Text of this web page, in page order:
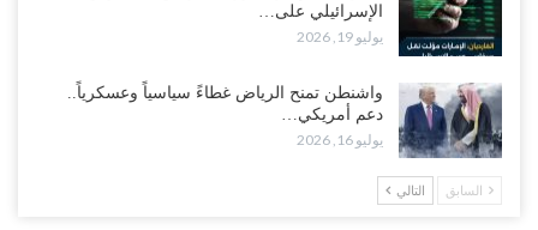
مع تصاعد الخلافات داخل “الرئاسي”.. أعضاء المجلس ينقلبون على
أغسطس 3, 2026
العطش وغياب الغاز يفاقمان مأساة الأهالي بعدن.. مدينة تغرق في دوامة
الانهيار الخدمي..!
الإسرائيلي على…
يوليو 19, 2026
واشنطن تمنح الرياض غطاءً سياسياً وعسكرياً..
دعم أمريكي…
يوليو 16, 2026
السابق التالي